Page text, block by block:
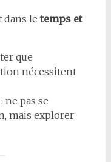
dans letemps et
que
nécessitent
ne pas se
mais explorer